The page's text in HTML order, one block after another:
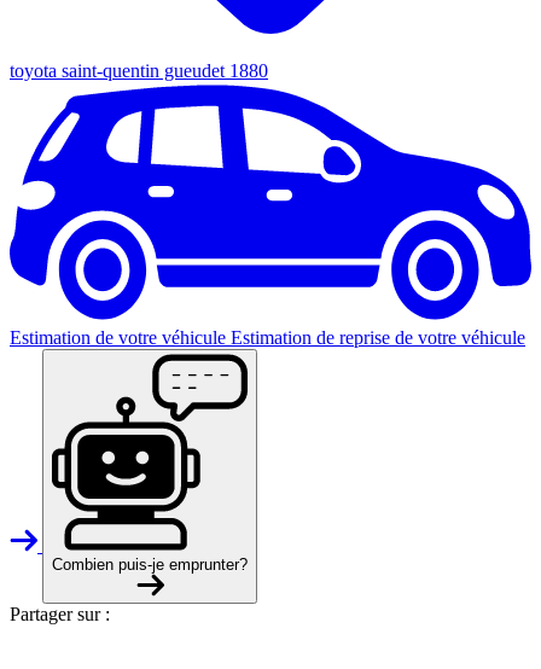
toyota saint-quentin gueudet 1880
Estimation de votre véhicule Estimation de reprise de votre véhicule
Combien puis-je emprunter?
Partager sur :